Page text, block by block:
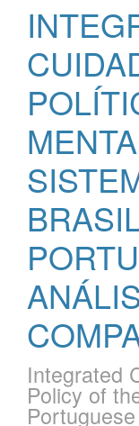
Integrated
Policy of